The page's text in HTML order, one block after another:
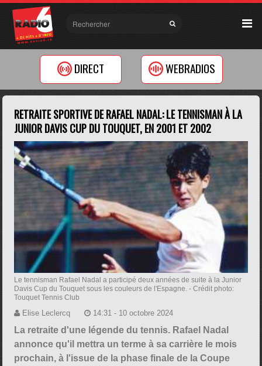
DIRECT WEBRADIOS
RETRAITE SPORTIVE DE RAFAEL NADAL: LE TENNISMAN À LA
JUNIOR DAVIS CUP DU TOUQUET, EN 2001 ET 2002
Le tennisman Rafael Nadal a participé deux années de suite à la Junior
Davis Cup du Touquet sous les couleurs de l'Espagne.- Crédit photo:
Touquet Tennis Club
Elise Leclercq 14:31 - 10 octobre 2024
La retraite d'une légende du tennis. Rafael Nadal
annonce qu'il mettra un terme à sa carrière le mois
prochain, à l'issue de la phase finale de la Coupe